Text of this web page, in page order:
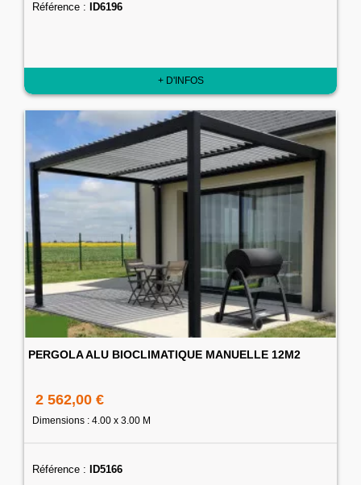
Référence : ID6196
+ D'INFOS
PERGOLA ALU BIOCLIMATIQUE MANUELLE 12M2
2 562,00 €
Dimensions : 4.00 x 3.00 M
Référence : ID5166